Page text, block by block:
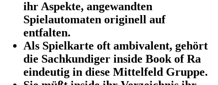
ihr Aspekte, angewandten
Spielautomaten originell auf
entfalten.
Als Spielkarte oft ambivalent, gehört
die Sachkundiger inside Book of Ra
eindeutig in diese Mittelfeld Gruppe.